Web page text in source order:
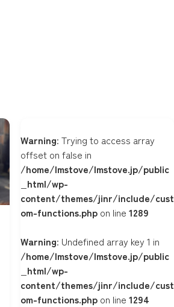
Warning: Trying to access array
offset on false in
/home/lmstove/lmstove.jp/public
_html/wp-
content/themes/jinr/include/cust
om-functions.php on line 1289
Warning: Undefined array key 1 in
/home/lmstove/lmstove.jp/public
_html/wp-
content/themes/jinr/include/cust
om-functions.php on line 1294